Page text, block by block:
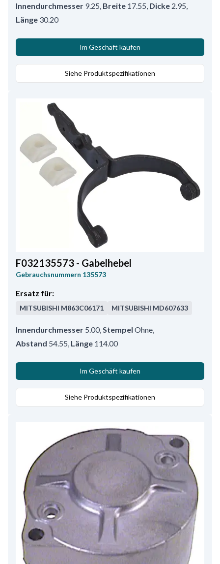
Innendurchmesser 9.25 Breite 17.55 Dicke 2.95
Länge 30.20
Im Geschäft kaufen
Siehe Produktspezifikationen
F032135573 - Gabelhebel
Gebrauchsnummern 135573
Ersatz für:
MITSUBISHI M863C06171 MITSUBISHI MD607633
Innendurchmesser 5.00,Stempel Ohne,
Abstand 54.55, Länge 114.00
Im Geschäft kaufen
Siehe Produktspezifikationen